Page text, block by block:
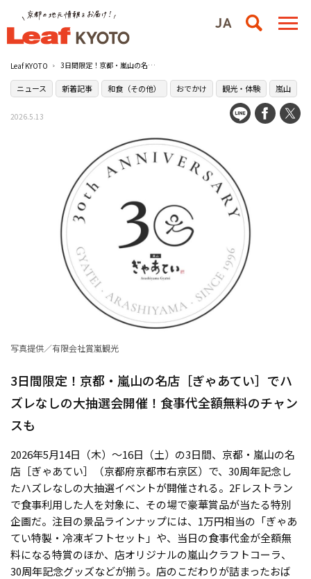
Leaf KYOTO 3日間限定！京都・嵐山の名店［ぎゃあてい］でハズレなしの大抽選会開催！食事代全額無料のチャンスも
ニュース 新着記事 和食（その他） おでかけ 観光・体験 嵐山
2026.5.13
写真提供／有限会社賞嵐観光
3日間限定！京都・嵐山の名店［ぎゃあてい］でハ
ズレなしの大抽選会開催！食事代全額無料のチャン
スも
2026年5月14日（木）〜16日（土）の3日間、京都・嵐山の名
店［ぎゃあてい］（京都府京都市右京区）で、30周年記念し
たハズレなしの大抽選イベントが開催される。2Fレストラン
で食事利用した人を対象に、その場で豪華賞品が当たる特別
企画だ。注目の景品ラインナップには、1万円相当の「ぎゃあ
てい特製・冷凍ギフトセット」や、当日の食事代金が全額無
料になる特賞のほか、店オリジナルの嵐山クラフトコーラ、
30周年記念グッズなどが揃う。店のこだわりが詰まったおば